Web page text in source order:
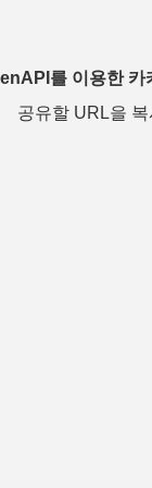
를 이용한 카
공유할 URL을